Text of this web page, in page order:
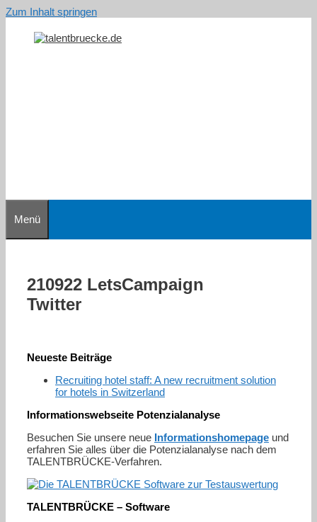
Zum Inhalt springen
Menü
210922 LetsCampaign
Twitter
Neueste Beiträge
Recruiting hotel staff: A new recruitment solution
for hotels in Switzerland
Informationswebseite Potenzialanalyse
Besuchen Sie unsere neue Informationshomepage und
erfahren Sie alles über die Potenzialanalyse nach dem
TALENTBRÜCKE-Verfahren.
TALENTBRÜCKE – Software